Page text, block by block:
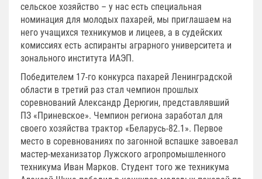
сельское хозяйство – у нас есть специальная
номинация для молодых пахарей, мы приглашаем на
него учащихся техникумов и лицеев, а в судейских
комиссиях есть аспиранты аграрного университета и
зонального института ИАЭП.
Победителем 17-го конкурса пахарей Ленинградской
области в третий раз стал чемпион прошлых
соревнований Александр Дерюгин, представлявший
ПЗ «Приневское». Чемпион региона заработал для
своего хозяйства трактор «Беларусь-82.1». Первое
место в соревнованиях по загонной вспашке завоевал
мастер-механизатор Лужского агропромышленного
техникума Иван Марков. Студент того же техникума